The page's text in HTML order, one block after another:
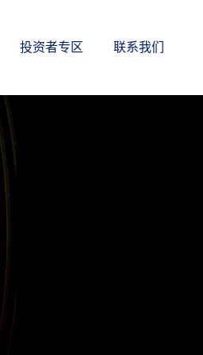
投资者专区 联系我们